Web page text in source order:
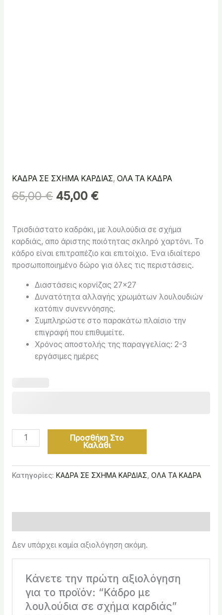
ΚΑΔΡΑ ΣΕ ΣΧΗΜΑ ΚΑΡΔΙΑΣ, ΟΛΑ ΤΑ ΚΑΔΡΑ
65,00€ 45,00 €
Tρισδιάστατο καδράκι, με λουλούδια σε σχήμα
καρδιάς, απο άριστης ποιότητας σκληρό χαρτόνι. Το
κάδρο είναι επιτραπέζιο και επιτοίχιο. Ένα ιδιαίτερο
προσωποποιημένο δώρο για όλες τις περιστάσεις.
Διαστάσεις κορνίζας 27×27
Δυνατότητα αλλαγής χρωμάτων λουλουδιών
κατόπιν συνεννόησης.
Συμπληρώστε στο παρακάτω πλαίσιο την
επιγραφή που επιθυμείτε.
Χρόνος αποστολής της παραγγελίας: 2-3
εργάσιμες ημέρες
Προσθήκη Στο
Καλάθι
Κατηγορίες: ΚΑΔΡΑ ΣΕ ΣΧΗΜΑ ΚΑΡΔΙΑΣ ΟΛΑ ΤΑ ΚΑΔΡΑ
Δεν υπάρχει καμία αξιολόγηση ακόμη.
Κάνετε την πρώτη αξιολόγηση
για το προϊόν: “Κάδρο με
λουλούδια σε σχήμα καρδιάς”